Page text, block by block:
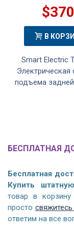
$370
В
Smart Electric
Электрическая
подъема
БЕСПЛАТНАЯ
Бесплатная
Купить
товар в
просто
ответим на все